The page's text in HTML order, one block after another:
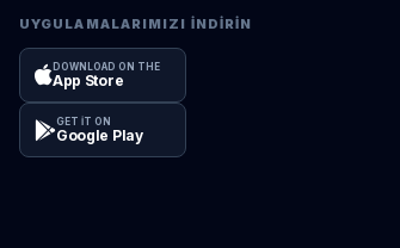
UYGULAMALARIMIZI İNDIRIN
DOWNLOAD ON THE
App Store
GET IT ON
Google Play